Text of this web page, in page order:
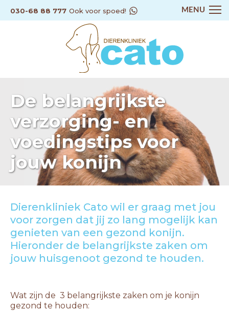
030-68 88 777 Ook voor spoed! MENU
De belangrijkste
verzorging- en
voedingstips voor
jouw konijn
Dierenkliniek Cato wil er graag met jou
voor zorgen dat jij zo lang mogelijk kan
genieten van een gezond konijn.
Hieronder de belangrijkste zaken om
jouw huisgenoot gezond te houden.
Wat zijn de 3 belangrijkste zaken om je konijn
gezond te houden: